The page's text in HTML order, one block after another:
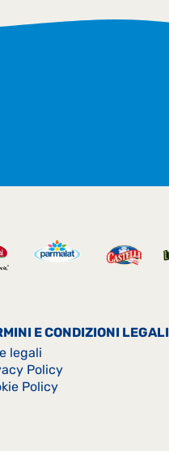
E CONDIZIONI LEGALI
legali
Policy
Policy